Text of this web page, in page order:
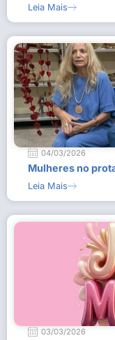
Leia Mais
04/03/2026
Mulheres no
Leia Mais
03/03/2026